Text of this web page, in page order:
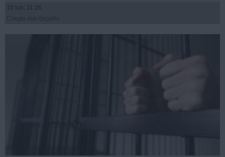
10 iun, 11:26